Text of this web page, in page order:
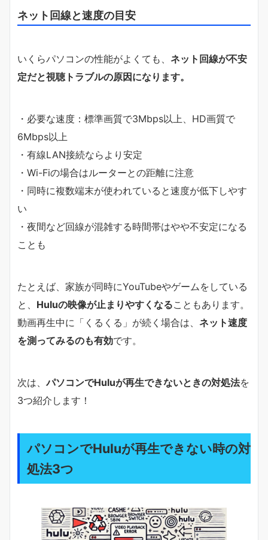
ネット回線と速度の目安
いくらパソコンの性能がよくても、 ネット回線が不安
定だと視聴トラブルの原因になります。
・必要な速度：標準画質で3Mbps以上、HD画質で
6Mbps以上
・有線LAN接続ならより安定
・Wi-Fiの場合はルーターとの距離に注意
・同時に複数端末が使われていると速度が低下しやす
い
・夜間など回線が混雑する時間帯はやや不安定になる
ことも
たとえば、家族が同時にYouTubeやゲームをしている
と、 Huluの映像が止まりやすくなることもあります。
動画再生中に「くるくる」が続く場合は、 ネット速度
を測ってみるのも有効です。
次は、パソコンでHuluが再生できないときの対処法を
3つ紹介します！
パソコンでHuluが再生できない時の対
処法3つ